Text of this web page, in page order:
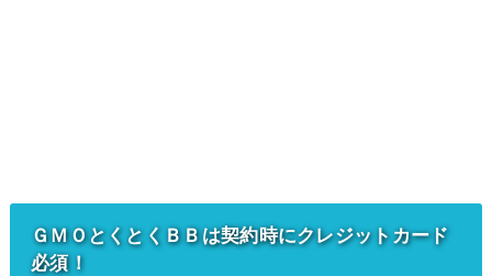
ＧＭＯとくとくＢＢは契約時にクレジットカード
必須！